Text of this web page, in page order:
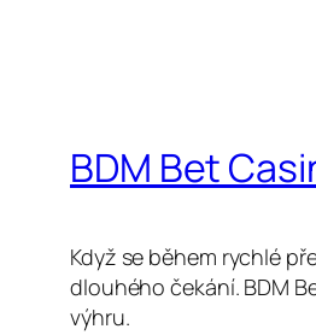
BDM Bet
Když se během rychlé
dlouhého čekání. BDM
výhru.